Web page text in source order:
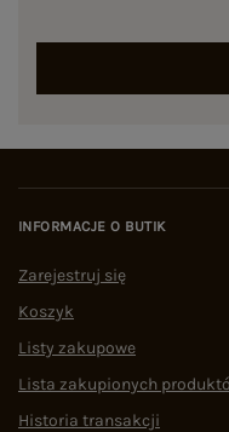
INFORMACJE O BUTIK
Zarejestruj się
Koszyk
Listy zakupowe
Lista zakupionych
Historia transakcji